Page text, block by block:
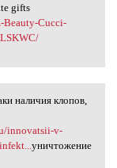
gifts
Beauty-Cucci-
признаки
наличия клопов,
innovatsii-v-
уничтожение